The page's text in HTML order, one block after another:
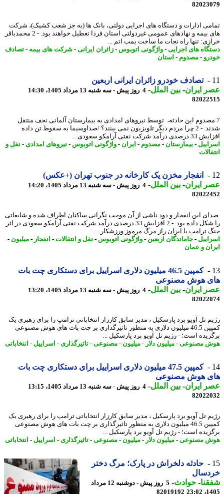
ادارات و دستگاه های اجرایی دولتی، بانک ها (به جز شعب کشیک)، شرکت
های بیمه و نهادهای عمومی غیردولتی استان فردا تعطیل خواهند بود. - 2 محمدباقر
تنها راه نجات ما ساخت بمب اتم ...
های اجرایی- واژگونی اتوبوس-زائران ایرانی- شرکت های بیمه -تصادف
-مصدوم-استان
تصادف خودرو زائران ایرانی اربعین
ایران- بین الملل-4 روز پیش - سه شنبه 13 مرداد 1405، 14:30
این حادثه، توسط نیروهای امدادی به بیمارستان آلمانی نجف منتقل
شدند. - 2 چرا مردم دیگر تلویزیون نمی بینند؟ /صداوسیما به سقوط تن داده
شرکت نفتی آرامکو سعودی ...
-بیمارستان-مصدوم-ایران - واژگونی اتوبوس-نیروهای امدادی-نقل و
انفجار مخزن یک کارخانه در جنوب تهران (+عکس)
ایران- بین الملل-4 روز پیش - سه شنبه 13 مرداد 1405، 14:20
این انفجار و دود ناشی از آن موجب نگرانی ساکنان اطراف شده و شایعاتی
را شکل داده بود. - 2 افزایش 33 درصدی درآمد شرکت نفتی آرامکو سعودی در اثر
ترامپ با ایران راز مرگ مرموز ورزشکار ...
-جاماندگان اربعین -واژگونی اتوبوس-نقل و انتقالات-انفجار-میلیون-
و عمان
کمپین 46.5 میلیون دلاری اسراییل برای دستکاری چت بات
هوش مصنوعی
ایران- بین الملل-4 روز پیش - سه شنبه 13 مرداد 1405، 13:20
تل آویو برد پارسکیل ، مدیر سابق کارزار انتخاباتی ترامپ را برای رهبری یک
کمپین 46.5 میلیون دلاری به منظور تاثیرگذاری بر چت بات های هوش مصنوعی
است؛ - رژیم تل آویو برد پارسکیل ...
مصنوعی-میلیون دلار-میلیون-مصنوعی-تاثیرگذاری- اسراییل -انتخاباتی
کمپین 47.5 میلیون دلاری اسراییل برای دستکاری چت بات
هوش مصنوعی
ایران- بین الملل-4 روز پیش - سه شنبه 13 مرداد 1405، 13:15
تل آویو برد پارسکیل ، مدیر سابق کارزار انتخاباتی ترامپ را برای رهبری یک
کمپین 46.5 میلیون دلاری به منظور تاثیرگذاری بر چت بات های هوش مصنوعی
است؛ - رژیم تل آویو برد پارسکیل ...
مصنوعی-میلیون دلار-میلیون-مصنوعی-تاثیرگذاری- اسراییل -انتخاباتی
حادثه دلخراش در پارک؛ مرگ دختر
-حوادث -
5 روز پیش - دوشنبه 12 مرداد
82019192